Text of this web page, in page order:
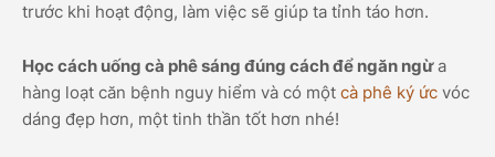
trước khi hoạt động, làm việc sẽ giúp ta tỉnh táo hơn.
Học cách uống cà phê sáng đúng cách để ngăn ngừa
hàng loạt căn bệnh nguy hiểm và có một cà phê ký ức vóc
dáng đẹp hơn, một tinh thần tốt hơn nhé!